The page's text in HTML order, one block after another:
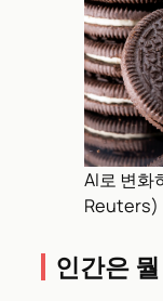
AI로 변화
Reuters)
인간은